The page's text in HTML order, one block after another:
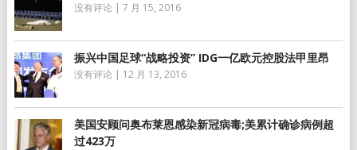
没有评论 | 7 月 15, 2016
振兴中国足球“战略投资” IDG一亿欧元控股法甲里昂
没有评论 | 12 月 13, 2016
美国安顾问奥布莱恩感染新冠病毒;美累计确诊病例超
过423万